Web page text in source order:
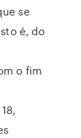
se
é, do
o fim